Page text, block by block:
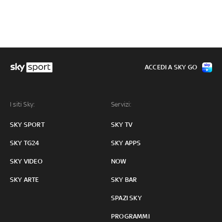
I siti Sky:
SKY SPORT
SKY TG24
SKY VIDEO
SKY ARTE
Servizi:
SKY TV
SKY APPS
NOW
SKY BAR
SPAZI SKY
PROGRAMMI
ACCEDI A SKY GO